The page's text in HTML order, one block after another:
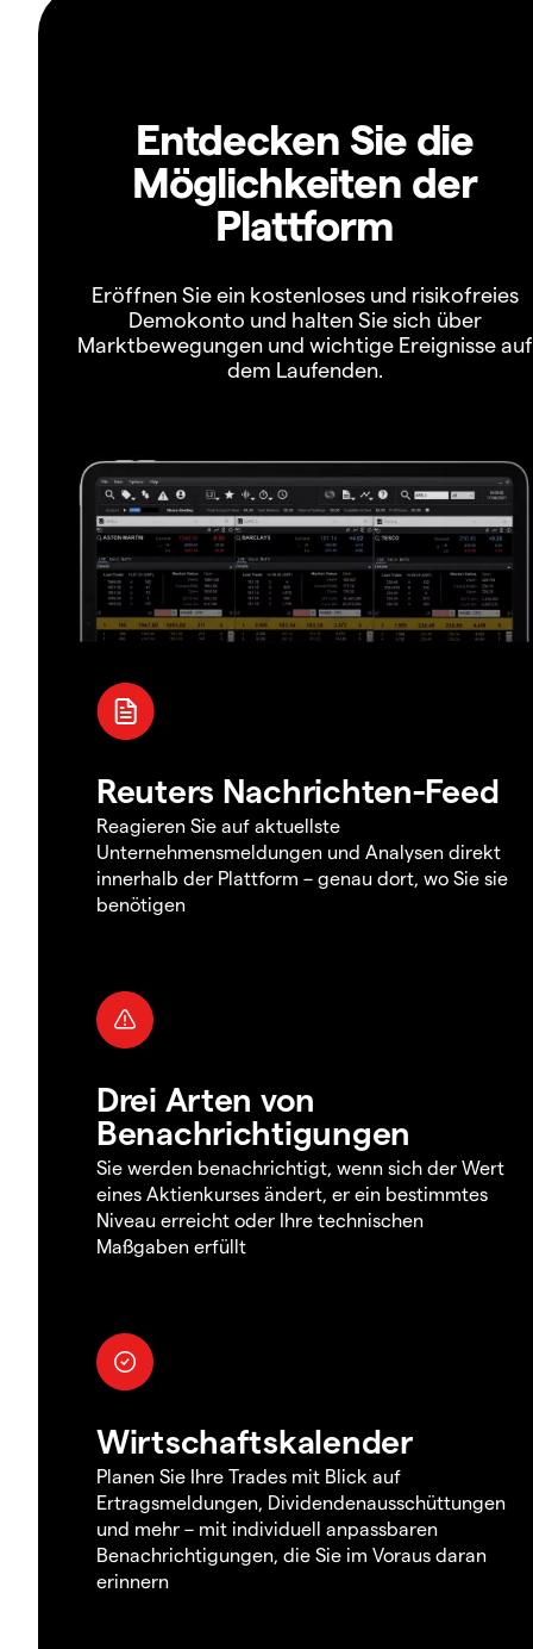
Entdecken Sie die
Möglichkeiten der
Plattform
Eröffnen Sie ein kostenloses und risikofreies
Demokonto und halten Sie sich über
Marktbewegungen und wichtige Ereignisse auf
dem Laufenden.
Reuters Nachrichten-Feed
Reagieren Sie auf aktuellste
Unternehmensmeldungen und Analysen direkt
innerhalb der Plattform – genau dort, wo Sie sie
benötigen
Drei Arten von
Benachrichtigungen
Sie werden benachrichtigt, wenn sich der Wert
eines Aktienkurses ändert, er ein bestimmtes
Niveau erreicht oder Ihre technischen
Maßgaben erfüllt
Wirtschaftskalender
Planen Sie Ihre Trades mit Blick auf
Ertragsmeldungen, Dividendenausschüttungen
und mehr – mit individuell anpassbaren
Benachrichtigungen, die Sie im Voraus daran
erinnern